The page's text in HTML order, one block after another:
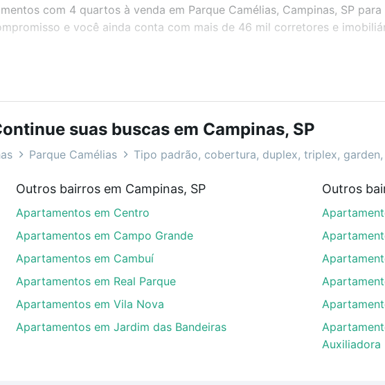
com 4 quartos à venda em Parque Camélias, Campinas, SP
e você ainda conta com mais de 46 mil corretores e
e até condomínios favoritos. Você também pode usar os filtros
o preço, metragem e comodidades, como piscina, academia, salão
Campinas, SP ideal para você na Loft.
com 4 quartos à venda em Parque Camélias, Campinas, SP
adequar ao seu orçamento. Se ainda tem alguma dúvida dos custos
e conte com a gente para comprar o imóvel dos seus sonhos
suas buscas em Campinas, SP
Parque Camélias Tipo padrão, cobertura, duplex, triplex,
Outros bairros em Campinas, SP
Apartamentos em Centro
Apartamentos em Campo Grande
Apartamentos em Cambuí
Apartamentos em Real Parque
Apartamentos em Vila Nova
Apartamentos em Jardim das Bandeiras
Outros
Auxiliadora